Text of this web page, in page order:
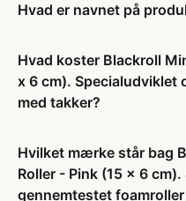
Hvad er navnet på
Hvad koster Blackroll
x 6 cm). Specialudviklet
med takker?
Hvilket mærke står bag
Roller - Pink (15 x 6
gennemtestet